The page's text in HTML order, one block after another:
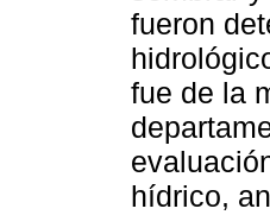
fueron
fue de la
hídrico,